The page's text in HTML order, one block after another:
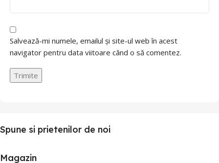
Salvează-mi numele, emailul și site-ul web în acest
navigator pentru data viitoare când o să comentez.
Spune si prietenilor de noi
Magazin